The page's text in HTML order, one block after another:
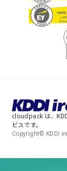
cloudpack は、
ビスです。
Copyright© KDDI